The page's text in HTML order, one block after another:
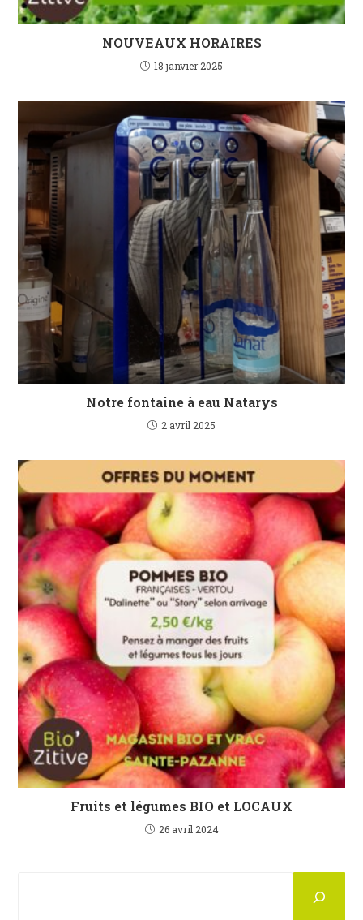
NOUVEAUX HORAIRES
18 janvier 2025
Notre fontaine à eau Natarys
2 avril 2025
Fruits et légumes BIO et LOCAUX
26 avril 2024